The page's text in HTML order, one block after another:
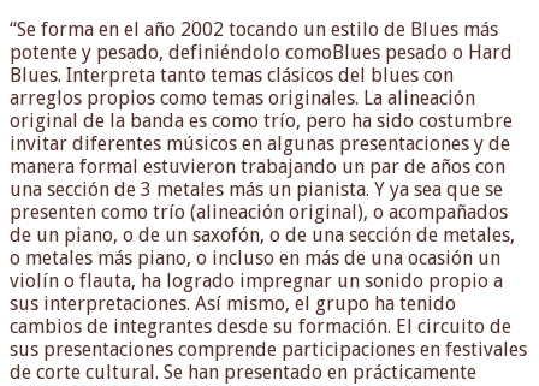
“Se forma en el año 2002 tocando un estilo de Blues más
potente y pesado, definiéndolo comoBlues pesado o Hard
Blues. Interpreta tanto temas clásicos del blues con
arreglos propios como temas originales. La alineación
original de la banda es como trío, pero ha sido costumbre
invitar diferentes músicos en algunas presentaciones y de
manera formal estuvieron trabajando un par de años con
una sección de 3 metales más un pianista. Y ya sea que se
presenten como trío (alineación original), o acompañados
de un piano, o de un saxofón, o de una sección de metales,
o metales más piano, o incluso en más de una ocasión un
violín o flauta, ha logrado impregnar un sonido propio a
sus interpretaciones. Así mismo, el grupo ha tenido
cambios de integrantes desde su formación. El circuito de
sus presentaciones comprende participaciones en festivales
de corte cultural. Se han presentado en prácticamente